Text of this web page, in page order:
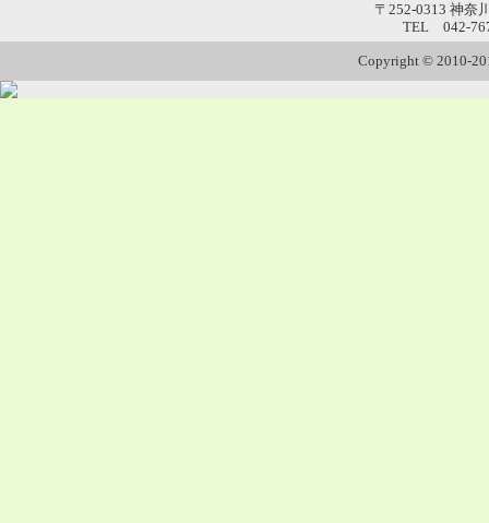
〒252-0313 神奈
TEL 042-
Copyright © 2010-